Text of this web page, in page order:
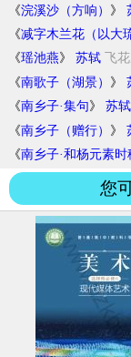
《浣溪沙（方响） 》
佩...
《减字木兰花（以大
栲栳。曾到昆仑。乞
《瑶池燕》 苏轼
飞
《南歌子（湖景） 》
楼。...
《南乡子·集句》 苏轼
远...
《南乡子（赠行） 》
笑...
《南乡子·和杨元素时
茫。何日功成名遂...
您